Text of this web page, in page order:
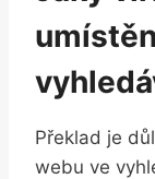
Překlad je
webu ve